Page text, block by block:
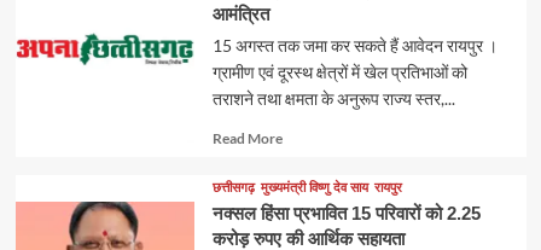
आमंत्रित
15 अगस्त तक जमा कर सकते हैं आवेदन रायपुर ।
ग्रामीण एवं दूरस्थ क्षेत्रों में खेल प्रतिभाओं को
तराशने तथा क्षमता के अनुरूप राज्य स्तर,...
Read MoreRead
about
छत्तीसगढ़ मुख्यमंत्री विष्णु देव साय रायपुर
नक्सल हिंसा प्रभावित 15 परिवारों को 2.25
करोड़ रुपए की आर्थिक सहायता